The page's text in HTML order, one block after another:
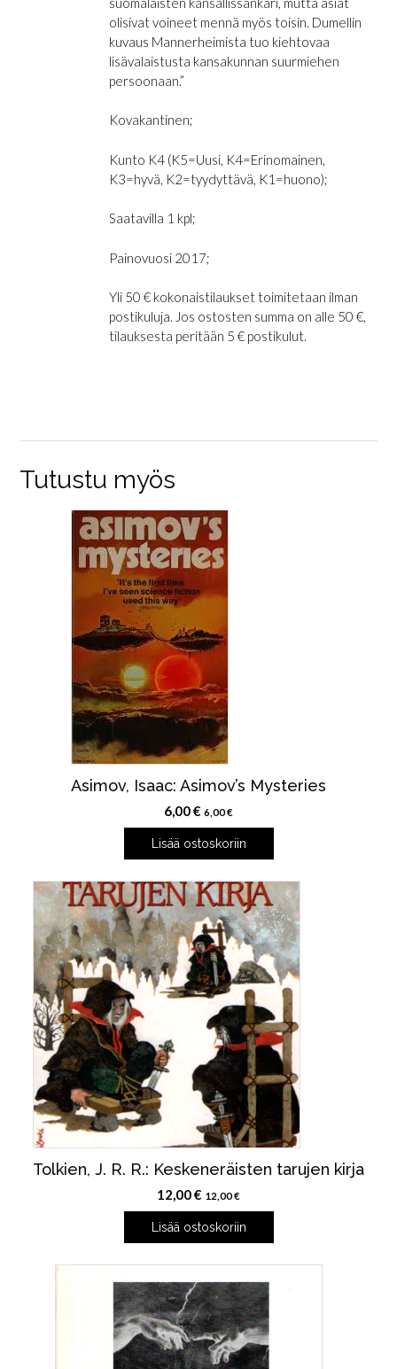
olisivat voineet mennä myös toisin. Dumellin
kuvaus Mannerheimista tuo kiehtovaa
lisävalaistusta kansakunnan suurmiehen
persoonaan.”
Kovakantinen;
Kunto K4 (K5=Uusi, K4=Erinomainen,
K3=hyvä, K2=tyydyttävä, K1=huono);
Saatavilla 1 kpl;
Painovuosi 2017;
Yli 50 € kokonaistilaukset toimitetaan ilman
postikuluja. Jos ostosten summa on alle 50 €,
tilauksesta peritään 5 € postikulut.
Tutustu myös
Asimov, Isaac: Asimov’s Mysteries
6,00€ 6,00€
Lisää ostoskoriin
Tolkien, J. R. R.: Keskeneräisten tarujen kirja
12,00€ 12,00€
Lisää ostoskoriin